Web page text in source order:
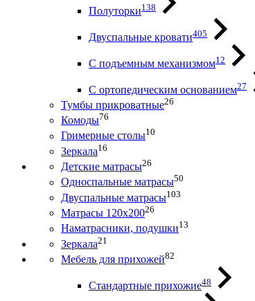
Полуторки138
Двуспальные кровати405
С подъемным механизмом12
С ортопедическим основанием27
Тумбы прикроватные26
Комоды76
Гримерные столы10
Зеркала16
Детские матрасы26
Односпальные матрасы50
Двуспальные матрасы103
Матрасы 120х20026
Наматрасники, подушки13
Зеркала21
Мебель для прихожей82
Стандартные прихожие48